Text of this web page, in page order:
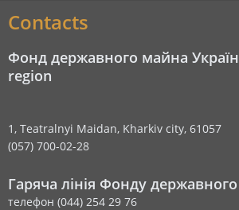
Contacts
Фонд державного майна
region
1, Teatralnyi Maidan, Kharkiv city, 61057
(057) 700-02-28
Гаряча лінія Фонду
телефон (044) 254 29 76